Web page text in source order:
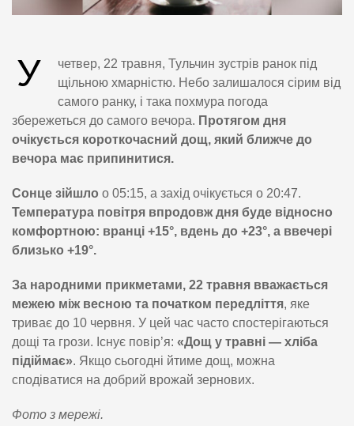
У
четвер, 22 травня, Тульчин зустрів ранок під
щільною хмарністю. Небо залишалося сірим від
самого ранку, і така похмура погода
збережеться до самого вечора. Протягом дня
очікується короткочасний дощ, який ближче до
вечора має припинитися.
Сонце зійшло о 05:15, а захід очікується о 20:47.
Температура повітря впродовж дня буде відносно
комфортною: вранці +15°, вдень до +23°, а ввечері
близько +19°.
За народними прикметами, 22 травня вважається
межею між весною та початком передліття, яке
триває до 10 червня. У цей час часто спостерігаються
дощі та грози. Існує повір’я: «Дощ у травні — хліба
підіймає». Якщо сьогодні йтиме дощ, можна
сподіватися на добрий врожай зернових.
Фото з мережі.